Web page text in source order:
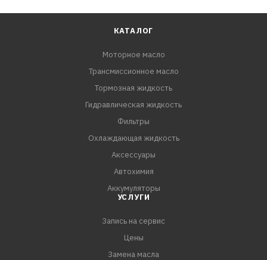
КАТАЛОГ
Моторное масло
Трансмиссионное масло
Тормозная жидкость
Гидравлическая жидкость
Фильтры
Охлаждающая жидкость
Аксессуары
Автохимия
Аккумуляторы
УСЛУГИ
Запись на сервис
Цены
Замена масла